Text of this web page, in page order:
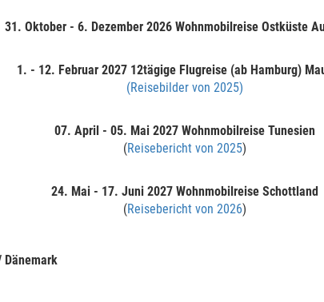
31. Oktober - 6. Dezember 2026 Wohnmobilreise Ostküste
1. - 12. Februar 202712tägige Flugreise (ab Hamburg)
(Reisebilder von 2025)
07. April - 05. Mai 2027 Wohnmobilreise Tunesien
(Reisebericht von 2025)
24. Mai - 17. Juni 2027 Wohnmobilreise Schottland
(Reisebericht von 2026)